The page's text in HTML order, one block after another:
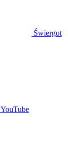
Świergot
YouTube